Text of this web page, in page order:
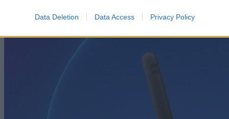
Data Deletion Data Access Privacy Policy